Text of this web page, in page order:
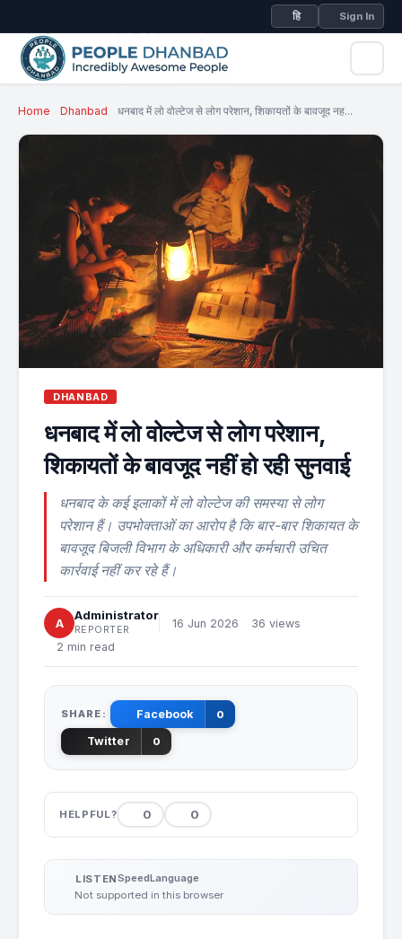
हि Sign In
Home Dhanbad धनबाद में लो वोल्टेज से लोग परेशान, शिकायतों के बावजूद नह...
DHANBAD
धनबाद में लो वोल्टेज से लोग परेशान,
शिकायतों के बावजूद नहीं हो रही सुनवाई
धनबाद के कई इलाकों में लो वोल्टेज की समस्या से लोग
परेशान हैं। उपभोक्ताओं का आरोप है कि बार-बार शिकायत के
बावजूद बिजली विभाग के अधिकारी और कर्मचारी उचित
कार्रवाई नहीं कर रहे हैं।
A
Administrator
REPORTER 16 Jun 2026
36 views
2 min read
SHARE: Facebook 0
Twitter 0
HELPFUL? 0 0
LISTENSpeedLanguage
Not supported in this browser